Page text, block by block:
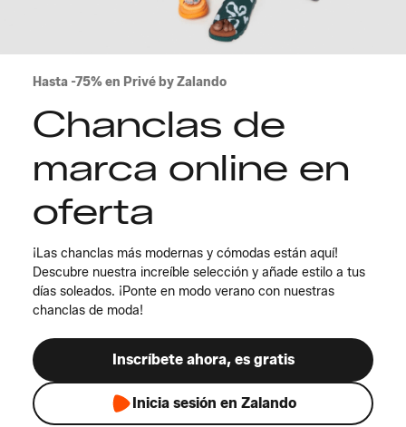
Hasta -75% en Privé by Zalando
Chanclas de
marca online en
oferta
¡Las chanclas más modernas y cómodas están aquí!
Descubre nuestra increíble selección y añade estilo a tus
días soleados. ¡Ponte en modo verano con nuestras
chanclas de moda!
Inscríbete ahora, es gratis
Inicia sesión en Zalando